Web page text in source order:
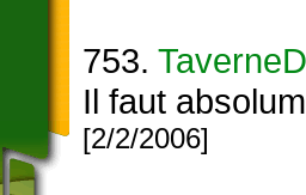
753.
Il faut
[2/2/2006]